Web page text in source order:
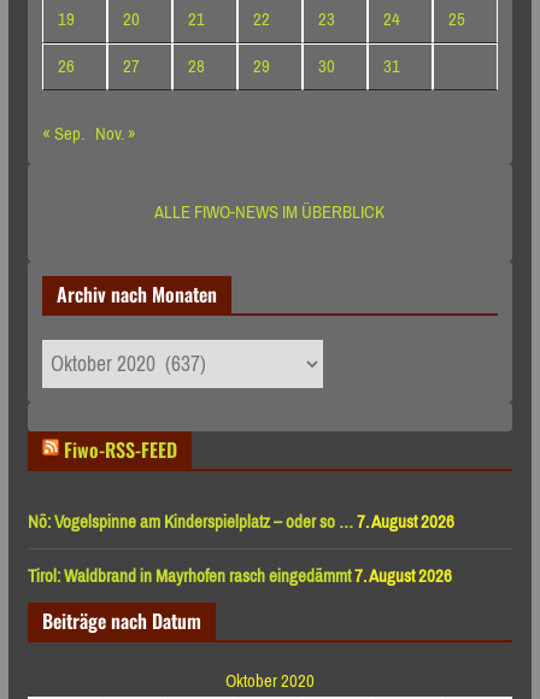
19
20 21 22 23 24
25
26
27 28 29 30
31
« Sep. Nov. »
ALLE FIWO-NEWS IM ÜBERBLICK
Archiv nach Monaten
Archiv
nach
Fiwo-RSS-FEED
Nö: Vogelspinne am Kinderspielplatz – oder so …7. August 2026
Tirol: Waldbrand in Mayrhofen rasch eingedämmt7. August 2026
Beiträge nach Datum
Oktober 2020